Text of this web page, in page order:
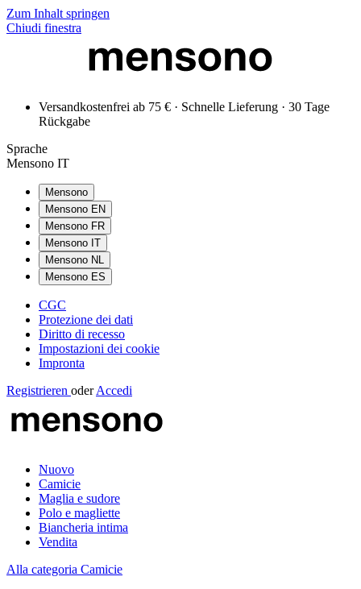
Zum Inhalt springen
Chiudi finestra
Versandkostenfrei ab 75 € · Schnelle Lieferung · 30 Tage
Rückgabe
Sprache
Mensono IT
Mensono
Mensono EN
Mensono FR
Mensono IT
Mensono NL
Mensono ES
CGC
Protezione dei dati
Diritto di recesso
Impostazioni dei cookie
Impronta
Registrieren oder Accedi
Nuovo
Camicie
Maglia e sudore
Polo e magliette
Biancheria intima
Vendita
Alla categoria Camicie